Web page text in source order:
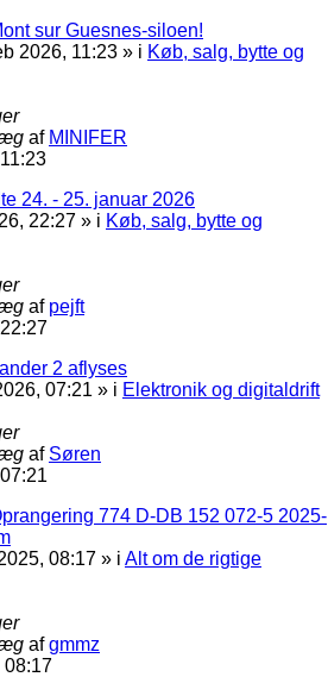
sur Guesnes-siloen!
2026, 11:23 » i Køb, salg, bytte og
af MINIFER
24. - 25. januar 2026
22:27 » i Køb, salg, bytte og
af pejft
2 aflyses
07:21 » i Elektronik og digitaldrift
af Søren
774 D-DB 152 072-5 2025-
08:17 » i Alt om de rigtige
afgmmz
08:17